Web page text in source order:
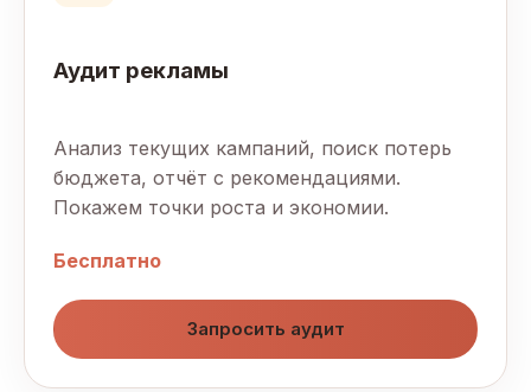
Аудит рекламы
Анализ текущих кампаний, поиск потерь
бюджета, отчёт с рекомендациями.
Покажем точки роста и экономии.
Бесплатно
Запросить аудит